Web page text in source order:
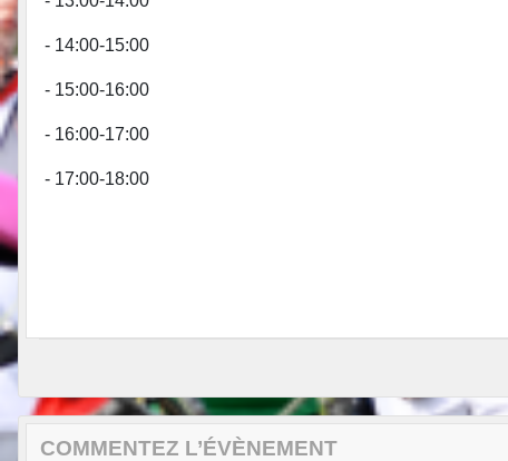
- 14:00-15:00
- 15:00-16:00
- 16:00-17:00
- 17:00-18:00
COMMENTEZ L’ÉVÈNEMENT